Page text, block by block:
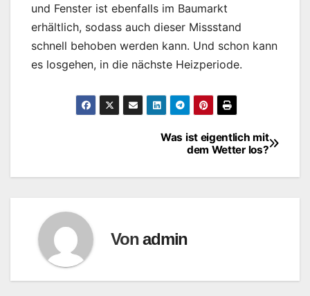
und Fenster ist ebenfalls im Baumarkt
erhältlich, sodass auch dieser Missstand
schnell behoben werden kann. Und schon kann
es losgehen, in die nächste Heizperiode.
BeitragsnavigationWas ist eigentlich mit
dem Wetter los?
Vonadmin